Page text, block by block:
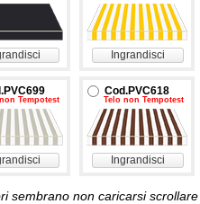
Ingrandisci
Tempotest
Cod.PVC618
Telo non Tempotest
Ingrandisci
sembrano non caricarsi